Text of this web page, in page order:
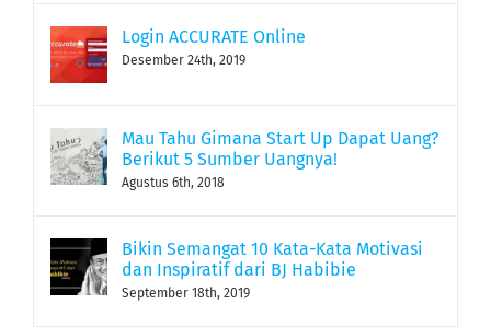
Login ACCURATE Online
Desember 24th, 2019
Mau Tahu Gimana Start Up Dapat Uang?
Berikut 5 Sumber Uangnya!
Agustus 6th, 2018
Bikin Semangat 10 Kata-Kata Motivasi
dan Inspiratif dari BJ Habibie
September 18th, 2019